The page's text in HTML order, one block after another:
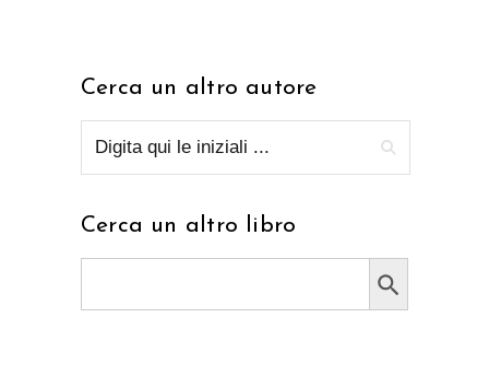
Cerca un altro autore
Cerca un altro libro
Search Button